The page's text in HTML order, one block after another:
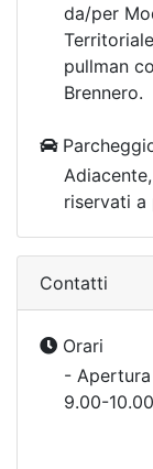
da/per
pullman
Brennero.
riservati a
Contatti
Orari
-
9.00-